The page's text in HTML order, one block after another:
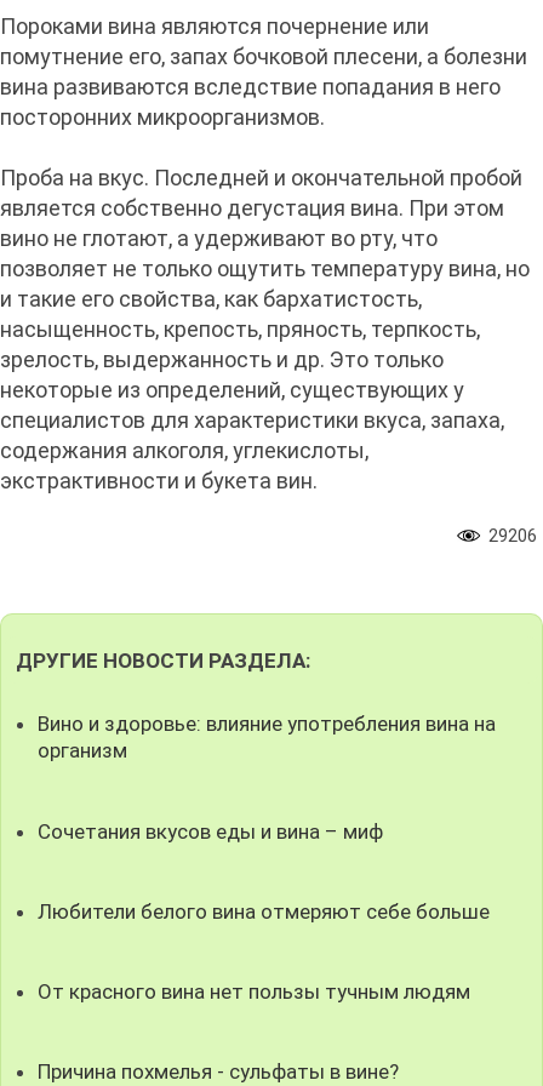
Пороками вина являются почернение или
помутнение его, запах бочковой плесени, а болезни
вина развиваются вследствие попадания в него
посторонних микроорганизмов.
Проба на вкус. Последней и окончательной пробой
является собственно дегустация вина. При этом
вино не глотают, а удерживают во рту, что
позволяет не только ощутить температуру вина, но
и такие его свойства, как бархатистость,
насыщенность, крепость, пряность, терпкость,
зрелость, выдержанность и др. Это только
некоторые из определений, существующих у
специалистов для характеристики вкуса, запаха,
содержания алкоголя, углекислоты,
экстрактивности и букета вин.
29206
ДРУГИЕ НОВОСТИ РАЗДЕЛА:
Вино и здоровье: влияние употребления вина на
организм
Сочетания вкусов еды и вина – миф
Любители белого вина отмеряют себе больше
От красного вина нет пользы тучным людям
Причина похмелья - сульфаты в вине?